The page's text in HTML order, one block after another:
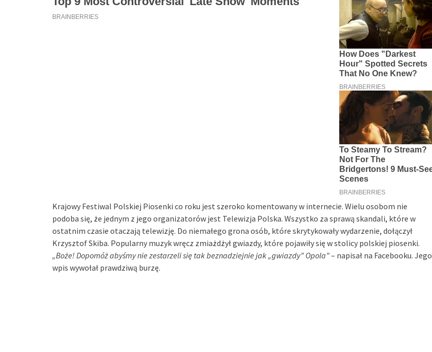
Krajowy Festiwal Polskiej Piosenki co roku jest szeroko komentowany w internecie. Wielu osobom nie
podoba się, że jednym z jego organizatorów jest Telewizja Polska. Wszystko za sprawą skandali, które w
ostatnim czasie otaczają telewizję. Do niemałego grona osób, które skrytykowały wydarzenie, dołączył
Krzysztof Skiba. Popularny muzyk wręcz zmiażdżył gwiazdy, które pojawiły się w stolicy polskiej piosenki.
„Boże! Dopomóż abyśmy nie zestarzeli się tak beznadziejnie jak „gwiazdy” Opola”– napisał na Facebooku. Jego
wpis wywołał prawdziwą burzę.